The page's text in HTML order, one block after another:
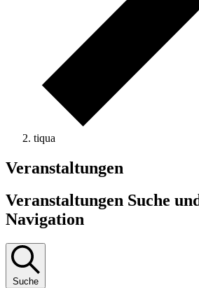
tiqua
Veranstaltungen
Veranstaltungen Suche
Navigation
Suche